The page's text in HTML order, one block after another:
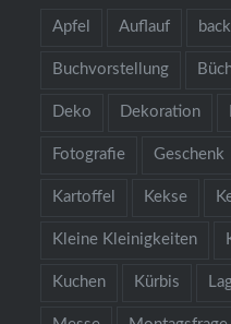
Apfel Auflauf
Buchvorstellung
Deko Dekoration
Fotografie Geschenk
Kartoffel Kekse
Kleine Kleinigkeiten
Kuchen Kürbis